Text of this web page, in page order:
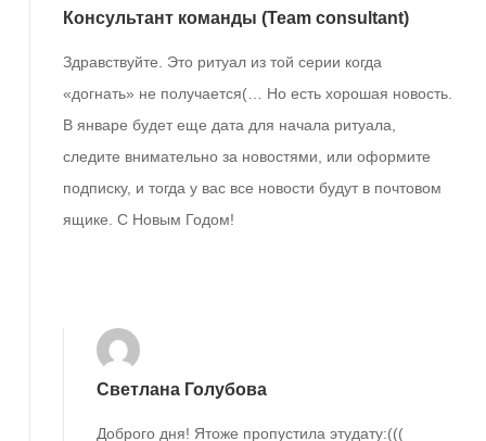
Консультант команды (Team consultant)
Здравствуйте. Это ритуал из той серии когда
«догнать» не получается(… Но есть хорошая новость.
В январе будет еще дата для начала ритуала,
следите внимательно за новостями, или оформите
подписку, и тогда у вас все новости будут в почтовом
ящике. С Новым Годом!
Светлана Голубова
Доброго дня! Ятоже пропустила этудату:(((